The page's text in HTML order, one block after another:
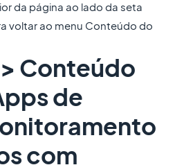
da página ao lado da seta
voltar ao menu Conteúdo do
Conteúdo
de
com